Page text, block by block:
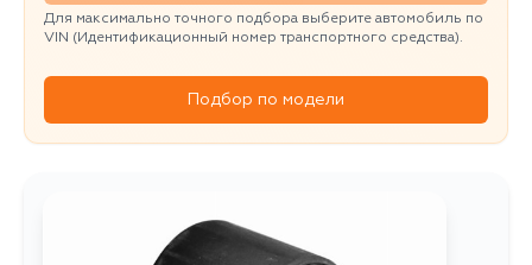
Для максимально точного подбора выберите автомобиль по
VIN (Идентификационный номер транспортного средства).
Подбор по модели